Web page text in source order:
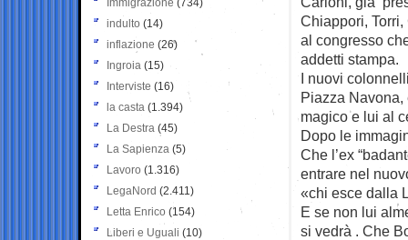
Chiappori,
al congresso
addetti stampa.
I nuovi
Piazza Navona,
magico e lui al
Dopo le
Che l’ex
entrare nel
«chi esce dalla
E se non lui
si vedrà . Che
Immigrazione (734)
indulto (14)
inflazione (26)
Ingroia (15)
Interviste (16)
la casta (1.394)
La Destra (45)
La Sapienza (5)
Lavoro (1.316)
LegaNord (2.411)
Letta Enrico (154)
Liberi e Uguali (10)